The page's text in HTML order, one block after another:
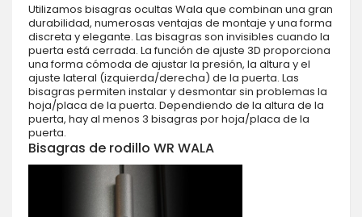
Utilizamos bisagras ocultas Wala que combinan una gran
durabilidad, numerosas ventajas de montaje y una forma
discreta y elegante. Las bisagras son invisibles cuando la
puerta está cerrada. La función de ajuste 3D proporciona
una forma cómoda de ajustar la presión, la altura y el
ajuste lateral (izquierda/derecha) de la puerta. Las
bisagras permiten instalar y desmontar sin problemas la
hoja/placa de la puerta. Dependiendo de la altura de la
puerta, hay al menos 3 bisagras por hoja/placa de la
puerta.
Bisagras de rodillo WR WALA